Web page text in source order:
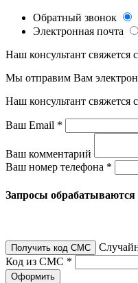
Обратный звонок
Электронная почта
Наш консультант свяжется
Мы отправим Вам
Наш консультант свяжется
Ваш Email *
Ваш комментарий
Ваш номер телефона *
Запросы обрабатываются
Получить код СМС
Код из СМС *
Оформить